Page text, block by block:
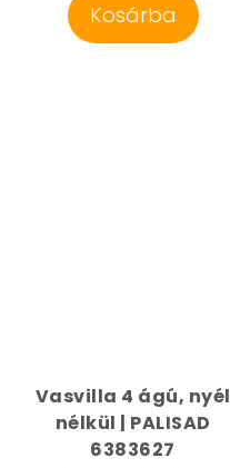
Kosárba
Vasvilla 4 ágú, nyél
nélkül | PALISAD
6383627